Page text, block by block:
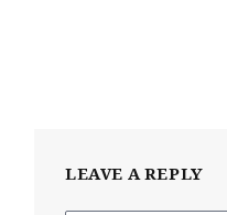
LEAVE A REPLY